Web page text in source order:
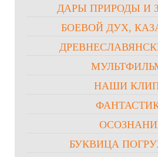
ДАРЫ ПРИРОДЫ И
БОЕВОЙ ДУХ,
НАШИ
БУКВИЦА